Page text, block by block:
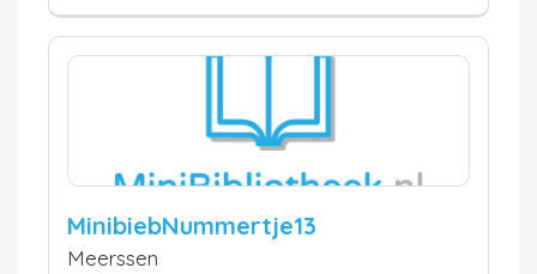
MinibiebNummertje13
Meerssen